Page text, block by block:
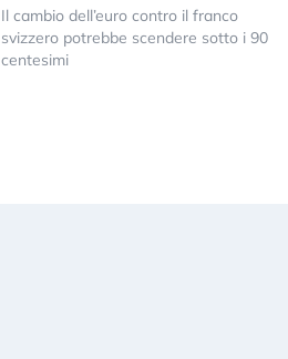
Il cambio dell’euro contro il franco
svizzero potrebbe scendere sotto i 90
centesimi